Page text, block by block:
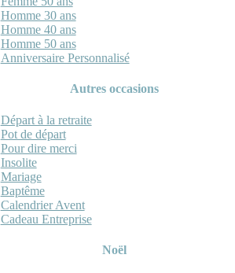
Homme 30 ans
Homme 40 ans
Homme 50 ans
Anniversaire Personnalisé
Autres occasions
Départ à la retraite
Pot de départ
Pour dire merci
Insolite
Mariage
Baptême
Calendrier Avent
Cadeau Entreprise
Noël